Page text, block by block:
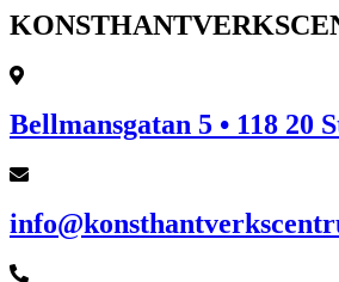
Bellmansgatan 5 • 118 20